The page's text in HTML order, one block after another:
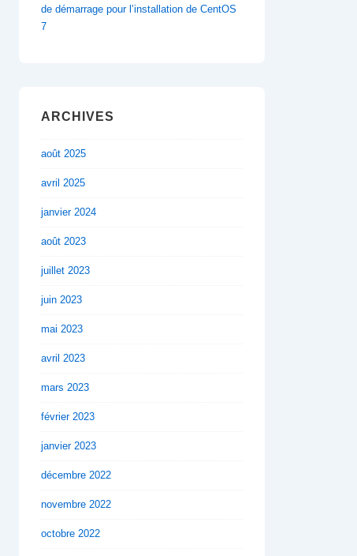
de démarrage pour l’installation de CentOS
7
ARCHIVES
août 2025
avril 2025
janvier 2024
août 2023
juillet 2023
juin 2023
mai 2023
avril 2023
mars 2023
février 2023
janvier 2023
décembre 2022
novembre 2022
octobre 2022